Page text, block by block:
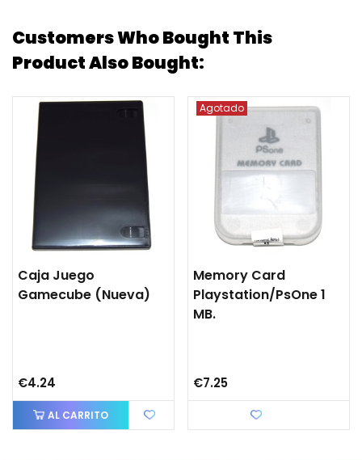
Customers Who Bought This
Product Also Bought:
Caja Juego
Gamecube (nueva)
€4.24
AL CARRITO
Agotado
Memory Card
Playstation/PsOne 1
MB.
€7.25